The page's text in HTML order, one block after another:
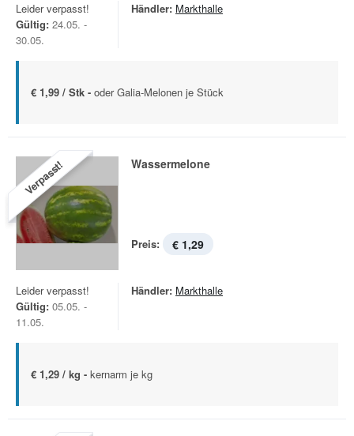
Leider verpasst!
Gültig: 24.05. -
30.05.
Händler: Markthalle
€ 1,99 / Stk - oder Galia-Melonen je Stück
Verpasst! Wassermelone
Preis: € 1,29
Leider verpasst!
Gültig: 05.05. -
11.05.
Händler: Markthalle
€ 1,29 / kg - kernarm je kg